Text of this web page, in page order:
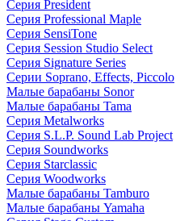
Серия President
Серия Professional Maple
Серия SensiTone
Серия Session Studio Select
Серия Signature Series
Серии Soprano, Effects, Piccolo
Малые барабаны Sonor
Малые барабаны Tama
Серия Metalworks
Серия S.L.P. Sound Lab Project
Серия Soundworks
Серия Starclassic
Серия Woodworks
Малые барабаны Tamburo
Малые барабаны Yamaha